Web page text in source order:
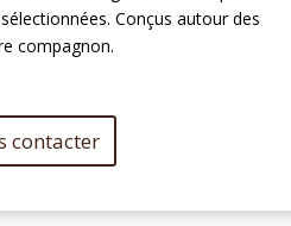
Conçus autour des
compagnon.
contacter